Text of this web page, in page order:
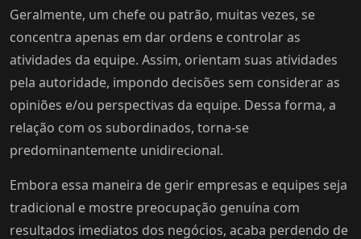
Geralmente, um chefe ou patrão, muitas vezes, se
concentra apenas em dar ordens e controlar as
atividades da equipe. Assim, orientam suas atividades
pela autoridade, impondo decisões sem considerar as
opiniões e/ou perspectivas da equipe. Dessa forma, a
relação com os subordinados, torna-se
predominantemente unidirecional.
Embora essa maneira de gerir empresas e equipes seja
tradicional e mostre preocupação genuína com
resultados imediatos dos negócios, acaba perdendo de